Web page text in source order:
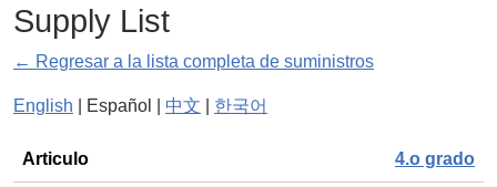
Supply List
← Regresar a la lista completa de suministros
English | Español | 中文 한국어
General
Articulo 4.o grado